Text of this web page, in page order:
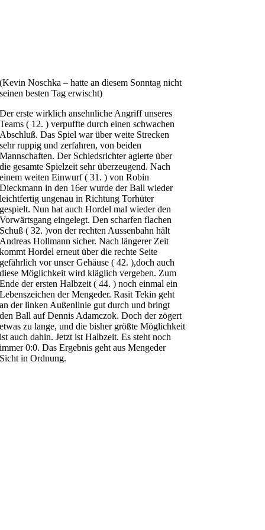
(Kevin Noschka – hatte an diesem Sonntag nicht
seinen besten Tag erwischt)
Der erste wirklich ansehnliche Angriff unseres
Teams ( 12. ) verpuffte durch einen schwachen
Abschluß. Das Spiel war über weite Strecken
sehr ruppig und zerfahren, von beiden
Mannschaften. Der Schiedsrichter agierte über
die gesamte Spielzeit sehr überzeugend. Nach
einem weiten Einwurf ( 31. ) von Robin
Dieckmann in den 16er wurde der Ball wieder
leichtfertig ungenau in Richtung Torhüter
gespielt. Nun hat auch Hordel mal wieder den
Vorwärtsgang eingelegt. Den scharfen flachen
Schuß ( 32. )von der rechten Aussenbahn hält
Andreas Hollmann sicher. Nach längerer Zeit
kommt Hordel erneut über die rechte Seite
gefährlich vor unser Gehäuse ( 42. ),doch auch
diese Möglichkeit wird kläglich vergeben. Zum
Ende der ersten Halbzeit ( 44. ) noch einmal ein
Lebenszeichen der Mengeder. Rasit Tekin geht
an der linken Außenlinie gut durch und bringt
den Ball auf Dennis Adamczok. Doch der zögert
etwas zu lange, und die bisher größte Möglichkeit
ist auch dahin. Jetzt ist Halbzeit. Es steht noch
immer 0:0. Das Ergebnis geht aus Mengeder
Sicht in Ordnung.